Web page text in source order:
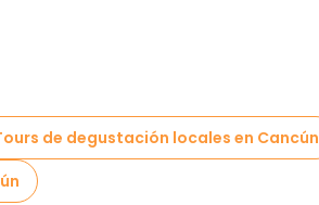
de degustación locales en Cancún